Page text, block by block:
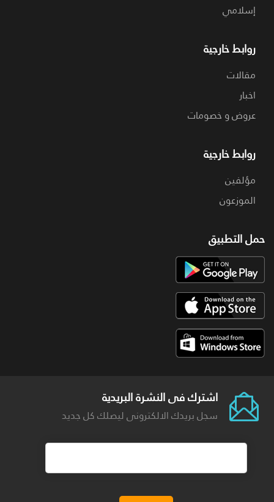
إسلامي
روابط خارجية
مقالات
اخبار
عروض و خصومات
روابط خارجية
مؤلفين
الموزعون
حمل التطبيق
اشترك فى النشرة البريدية
سجل بريدك الالكترونى ليصلك كل جديد